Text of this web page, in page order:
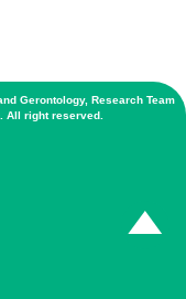
Gerontology, Research Team
All right reserved.